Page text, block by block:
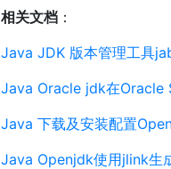
相关文档 ：
Java JDK 版本管理工具
Java Oracle jdk在Oracle
Java 下载及安装配置
Java Openjdk使用jlink生